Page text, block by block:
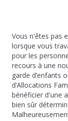
Vous n'êtes pas
lorsque vous
pour les
recours à une
garde d’enfants
d’Allocations
bénéficier d'une
bien sûr